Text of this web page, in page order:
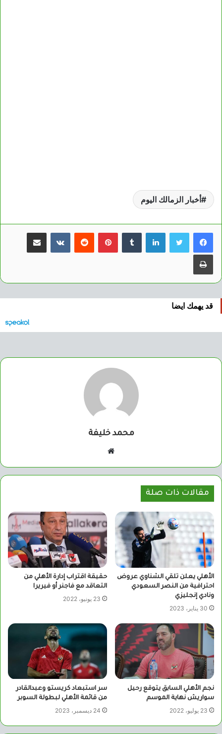
أخبار الزمالك اليوم
لينكدإن بينتيريست مشاركة عبر البريد
طباعة
قد يهمك ايضا
محمد خليفة
مقالات ذات صلة
الأهلي يعلن تلقي الشناوي عروض
احترافية من النصر السعودي
ونادي إنجليزي
30 يناير، 2023
حقيقة اقتراب إدارة الأهلي من
التعاقد مع فاجنر أو فيريرا
23 يونيو، 2022
نجم الأهلي السابق يتوقع رحيل
سواريش نهاية الموسم
23 يوليو، 2022
سر استبعاد كريستو وعبدالقادر
من قائمة الأهلي لبطولة السوبر
24 ديسمبر، 2023